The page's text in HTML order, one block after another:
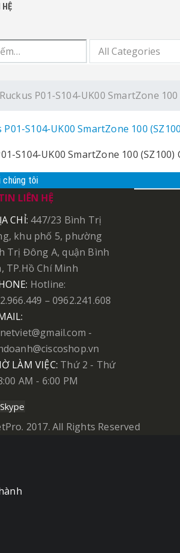
HỆ
Ruckus P01-S104-UK00 SmartZone
S104-UK00 SmartZone 100
chúng tôi
LIÊN HỆ
CHỈ: 447/23 Bình Trị
khu phố 5, phường
Trị Đông A, quận Bình
TP.Hồ Chí Minh
Hotline:
– 0962.241.608
-
LÀM VIỆC: Thứ 2 - Thứ
AM - 6:00 PM
Skype
2017. All Rights Reserved